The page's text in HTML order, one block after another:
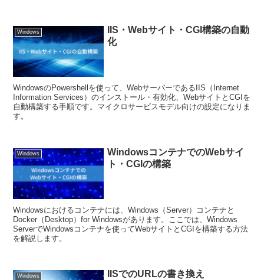
Windows
IIS・Webサイト・CGI構築の自動
化
WindowsのPowershellを使って、WebサーバーであるIIS（Internet
Information Services）のインストール・有効化、WebサイトとCGIを
自動構築する手順です。マイクロサービスモデル向けの設定になりま
す。
Windows
WindowsコンテナでのWebサイ
ト・CGIの構築
Windowsにおけるコンテナには、Windows（Server）コンテナと
Docker（Desktop）for Windowsがあります。ここでは、Windows
ServerでWindowsコンテナを使ってWebサイトとCGIを構築する方法
を解説します。
Windows IISでのURLの書き換え